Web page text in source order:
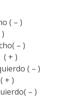
( – )
– )
( + )
( – )
+ )
– )